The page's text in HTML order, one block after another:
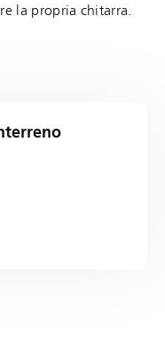
la propria chitarra.